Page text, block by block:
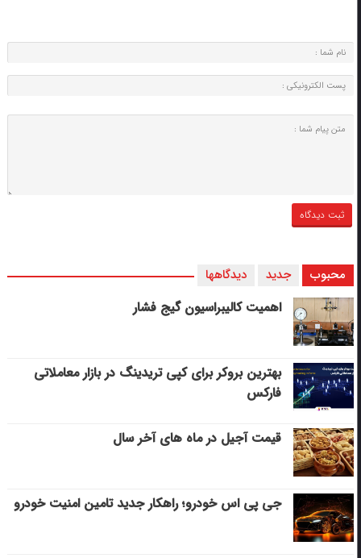
محبوب جدید دیدگاهها
اهمیت کالیبراسیون گیج فشار
بهترین بروکر برای کپی‌ تریدینگ در بازار معاملاتی
فارکس
قیمت آجیل در ماه های آخر سال
جی پی اس خودرو؛ راهکار جدید تامین امنیت خودرو